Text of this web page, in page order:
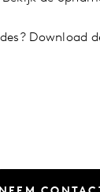
Download